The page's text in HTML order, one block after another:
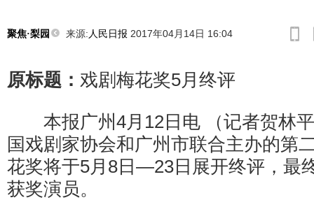
聚焦·梨园 来源: 人民日报 2017年04月14日 16:04
原标题： 戏剧梅花奖5月终评
本报广州4月12日电 （记者贺林平
国戏剧家协会和广州市联合主办的第
花奖将于5月8日—23日展开终评，最
获奖演员。